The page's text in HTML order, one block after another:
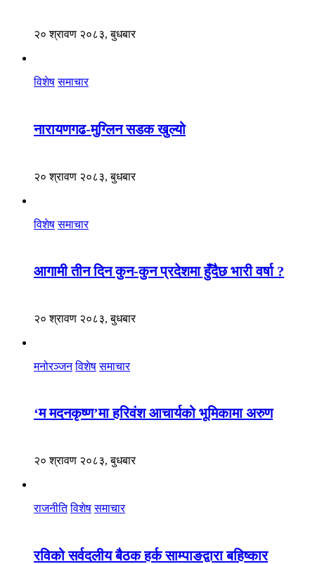
२० श्रावण २०८३, बुधबार
विशेष समाचार
नारायणगढ-मुग्लिन सडक खुल्यो
२० श्रावण २०८३, बुधबार
विशेष समाचार
आगामी तीन दिन कुन-कुन प्रदेशमा हुँदैछ भारी वर्षा ?
२० श्रावण २०८३, बुधबार
मनोरञ्जन विशेष समाचार
‘म मदनकृष्ण’मा हरिवंश आचार्यको भूमिकामा अरुण
२० श्रावण २०८३, बुधबार
राजनीति विशेष समाचार
रविको सर्वदलीय बैठक हर्क साम्पाङद्वारा बहिष्कार